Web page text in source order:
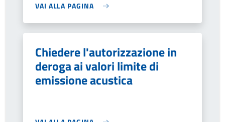
VAI ALLA PAGINA
Chiedere l'autorizzazione in
deroga ai valori limite di
emissione acustica